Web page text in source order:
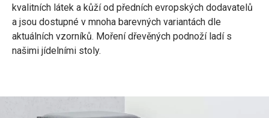
kvalitních látek a kůží od předních evropských dodavatelů
a jsou dostupné v mnoha barevných variantách dle
aktuálních vzorníků. Moření dřevěných podnoží ladí s
našimi jídelními stoly.